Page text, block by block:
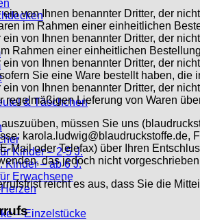
& Täschchen
Kinder – 2-5 J.
Kinder – ab 6 J.
Erwachsene
– Einzelstücke
von Ihnen benannter Dritter, der
im Rahmen einer einheitlichen
von Ihnen benannter Dritter, der
Rahmen einer einheitlichen
von Ihnen benannter Dritter, der
Sie eine Ware bestellt haben,
von Ihnen benannter Dritter, der
regelmäßigen Lieferung von Waren
müssen Sie uns
karola.ludwig@blaudruckstoffe.de,
Mail oder Telefax) über Ihren
das jedoch nicht
reicht es aus, dass Sie die